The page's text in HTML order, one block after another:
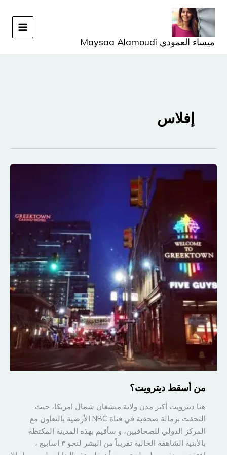
تخطي
المحتوى
ميساء العمودي Maysaa Alamoudi
إفلاس
من أسقط ديترويت؟
هنا ديترويت أكبر مدن ولاية ميشغان شمال امريكا، حيث
التحقت بزمالة صحفية في قناة NBC الأرضية بالتعاون مع
المركز الدولي للصحافيين، و سأقيم بهذه المدينة المكتظة
بالأبنية الشاهقة الخالية تقريباً من البشر لنحو ٣ اسابيع ،